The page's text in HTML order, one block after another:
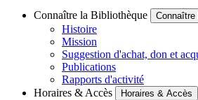
Connaître la Bibliothèque Connaître
Histoire
Mission
Suggestion d'achat, don et
Publications
Rapports d'activité
Horaires & Accès
Horaires & Accès